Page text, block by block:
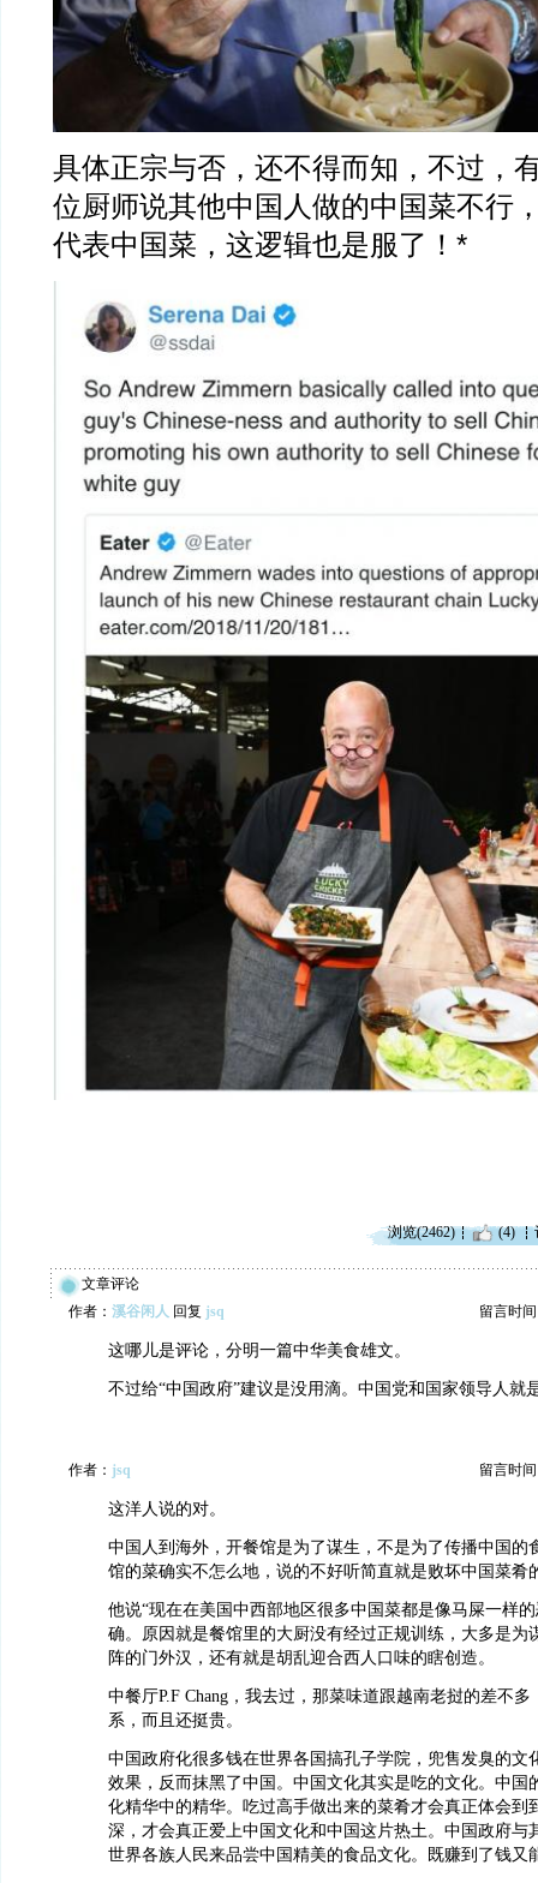
具体正宗与否，还不得而知，不过，
位厨师说其他中国人做的中国菜不行
代表中国菜，这逻辑也是服了！*
浏览(2462) (4)
文章评论
作者： 溪谷闲人 回复 jsq 留言时间
这哪儿是评论，分明一篇中华美食雄文。
不过给“中国政府”建议是没用滴。中国党和国家领导人就
作者： jsq 留言时间
这洋人说的对。
中国人到海外，开餐馆是为了谋生，不是为了传播中国的
馆的菜确实不怎么地，说的不好听简直就是败坏中国菜肴
他说“现在在美国中西部地区很多中国菜都是像马屎一样
确。原因就是餐馆里的大厨没有经过正规训练，大多是为
阵的门外汉，还有就是胡乱迎合西人口味的瞎创造。
中餐厅P.F Chang，我去过，那菜味道跟越南老挝的差不
系，而且还挺贵。
中国政府化很多钱在世界各国搞孔子学院，兜售发臭的文
效果，反而抹黑了中国。中国文化其实是吃的文化。中国
化精华中的精华。吃过高手做出来的菜肴才会真正体会到
深，才会真正爱上中国文化和中国这片热土。中国政府与
世界各族人民来品尝中国精美的食品文化。既赚到了钱又